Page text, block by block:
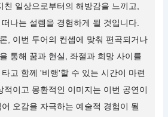
일상으로부터의 해방감을 느끼고,
나는 설렘을 경험하게 될 것입니다.
, 이번 투어의 컨셉에 맞춰 편곡되거나
통해 꿈과 현실, 좌절과 희망 사이를
고 함께 '비행'할 수 있는 시간이 마련
적이고 몽환적인 이미지는 이번 공연이
오감을 자극하는 예술적 경험이 될